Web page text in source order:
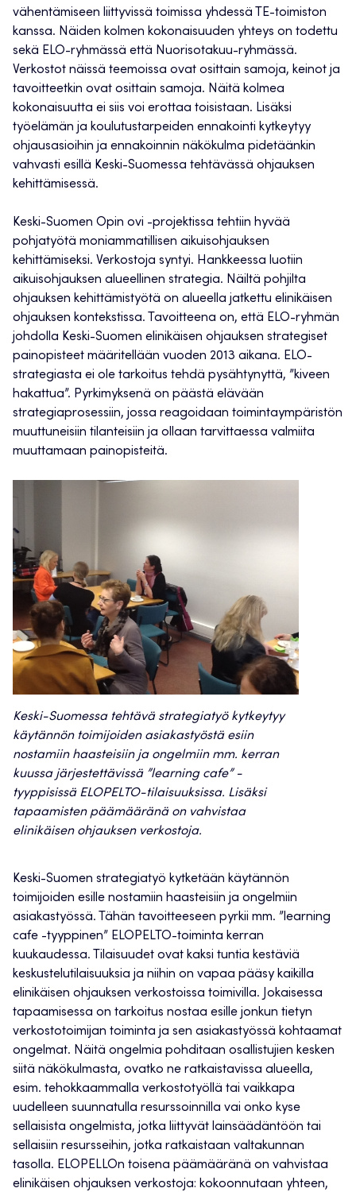
vähentämiseen liittyvissä toimissa yhdessä TE-toimiston
kanssa. Näiden kolmen kokonaisuuden yhteys on todettu
sekä ELO-ryhmässä että Nuorisotakuu-ryhmässä.
Verkostot näissä teemoissa ovat osittain samoja, keinot ja
tavoitteetkin ovat osittain samoja. Näitä kolmea
kokonaisuutta ei siis voi erottaa toisistaan. Lisäksi
työelämän ja koulutustarpeiden ennakointi kytkeytyy
ohjausasioihin ja ennakoinnin näkökulma pidetäänkin
vahvasti esillä Keski-Suomessa tehtävässä ohjauksen
kehittämisessä.
Keski-Suomen Opin ovi -projektissa tehtiin hyvää
pohjatyötä moniammatillisen aikuisohjauksen
kehittämiseksi. Verkostoja syntyi. Hankkeessa luotiin
aikuisohjauksen alueellinen strategia. Näiltä pohjilta
ohjauksen kehittämistyötä on alueella jatkettu elinikäisen
ohjauksen kontekstissa. Tavoitteena on, että ELO-ryhmän
johdolla Keski-Suomen elinikäisen ohjauksen strategiset
painopisteet määritellään vuoden 2013 aikana. ELO-
strategiasta ei ole tarkoitus tehdä pysähtynyttä, ”kiveen
hakattua”. Pyrkimyksenä on päästä elävään
strategiaprosessiin, jossa reagoidaan toimintaympäristön
muuttuneisiin tilanteisiin ja ollaan tarvittaessa valmiita
muuttamaan painopisteitä.
Keski-Suomessa tehtävä strategiatyö kytkeytyy
käytännön toimijoiden asiakastyöstä esiin
nostamiin haasteisiin ja ongelmiin mm. kerran
kuussa järjestettävissä ”learning cafe” -
tyyppisissä ELOPELTO-tilaisuuksissa. Lisäksi
tapaamisten päämääränä on vahvistaa
elinikäisen ohjauksen verkostoja.
Keski-Suomen strategiatyö kytketään käytännön
toimijoiden esille nostamiin haasteisiin ja ongelmiin
asiakastyössä. Tähän tavoitteeseen pyrkii mm. ”learning
cafe -tyyppinen” ELOPELTO-toiminta kerran
kuukaudessa. Tilaisuudet ovat kaksi tuntia kestäviä
keskustelutilaisuuksia ja niihin on vapaa pääsy kaikilla
elinikäisen ohjauksen verkostoissa toimivilla. Jokaisessa
tapaamisessa on tarkoitus nostaa esille jonkun tietyn
verkostotoimijan toiminta ja sen asiakastyössä kohtaamat
ongelmat. Näitä ongelmia pohditaan osallistujien kesken
siitä näkökulmasta, ovatko ne ratkaistavissa alueella,
esim. tehokkaammalla verkostotyöllä tai vaikkapa
uudelleen suunnatulla resurssoinnilla vai onko kyse
sellaisista ongelmista, jotka liittyvät lainsäädäntöön tai
sellaisiin resursseihin, jotka ratkaistaan valtakunnan
tasolla. ELOPELLOn toisena päämääränä on vahvistaa
elinikäisen ohjauksen verkostoja: kokoonnutaan yhteen,